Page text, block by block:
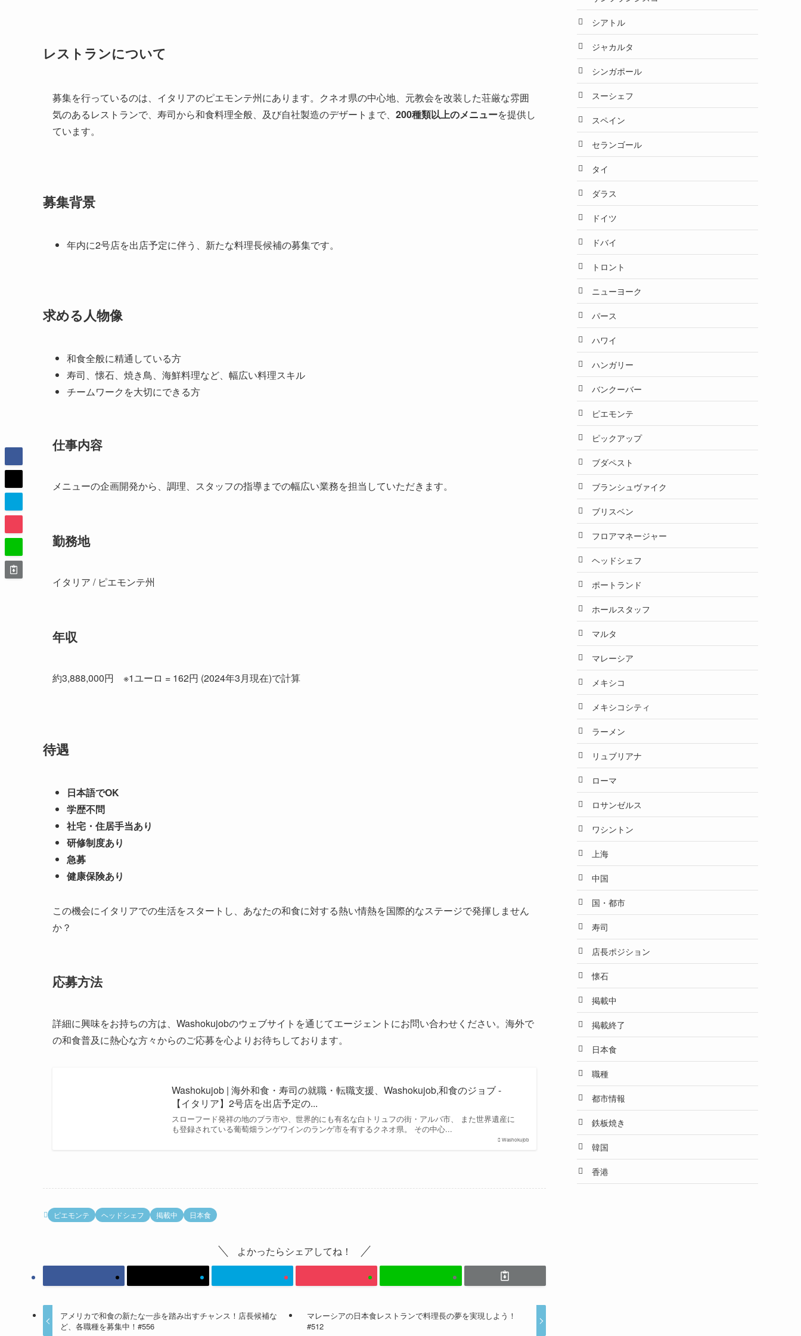
レストランについて
募集を行っているのは、イタリアのピエモンテ州にあります。クネオ県の中心地、元教会を改装した荘厳な雰囲
気のあるレストランで、寿司から和食料理全般、及び自社製造のデザートまで、 200種類以上のメニューを提供し
ています。
募集背景
年内に2号店を出店予定に伴う、新たな料理長候補の募集です。
求める人物像
和食全般に精通している方
寿司、懐石、焼き鳥、海鮮料理など、幅広い料理スキル
チームワークを大切にできる方
仕事内容
メニューの企画開発から、調理、スタッフの指導までの幅広い業務を担当していただきます。
勤務地
イタリア / ピエモンテ州
年収
約3,888,000円 ※1ユーロ = 162円 (2024年3月現在)で計算
待遇
日本語でOK
学歴不問
社宅・住居手当あり
研修制度あり
急募
健康保険あり
この機会にイタリアでの生活をスタートし、あなたの和食に対する熱い情熱を国際的なステージで発揮しません
か？
応募方法
詳細に興味をお持ちの方は、Washokujobのウェブサイトを通じてエージェントにお問い合わせください。海外で
の和食普及に熱心な方々からのご応募を心よりお待ちしております。
Washokujob
Washokujob | 海外和食・寿司の就職・転職支援、Washokujob,和食のジョブ -
【イタリア】2号店を出店予定の...
スローフード発祥の地のブラ市や、世界的にも有名な白トリュフの街・アルバ市、 また世界遺産に
も登録されている葡萄畑ランゲワインのランゲ市を有するクネオ県。 その中心...
ピエモンテ ヘッドシェフ 掲載中 日本食
よかったらシェアしてね！
アメリカで和食の新たな一歩を踏み出すチャンス！店長候補な
ど、各職種を募集中！#556
マレーシアの日本食レストランで料理長の夢を実現しよう！
#512
シアトル
ジャカルタ
シンガポール
スーシェフ
スペイン
セランゴール
タイ
ダラス
ドイツ
ドバイ
トロント
ニューヨーク
パース
ハワイ
ハンガリー
バンクーバー
ピエモンテ
ピックアップ
ブダペスト
ブランシュヴァイク
ブリスベン
フロアマネージャー
ヘッドシェフ
ポートランド
ホールスタッフ
マルタ
マレーシア
メキシコ
メキシコシティ
ラーメン
リュブリアナ
ローマ
ロサンゼルス
ワシントン
上海
中国
国・都市
寿司
店長ポジション
懐石
掲載中
掲載終了
日本食
職種
都市情報
鉄板焼き
韓国
香港